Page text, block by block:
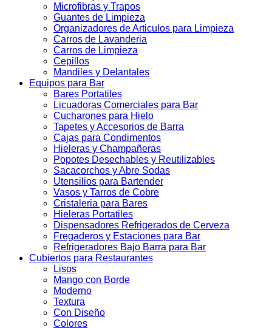
Microfibras y Trapos
Guantes de Limpieza
Organizadores de Articulos para Limpieza
Carros de Lavanderia
Carros de Limpieza
Cepillos
Mandiles y Delantales
Equipos para Bar
Bares Portatiles
Licuadoras Comerciales para Bar
Cucharones para Hielo
Tapetes y Accesorios de Barra
Cajas para Condimentos
Hieleras y Champañeras
Popotes Desechables y Reutilizables
Sacacorchos y Abre Sodas
Utensilios para Bartender
Vasos y Tarros de Cobre
Cristaleria para Bares
Hieleras Portatiles
Dispensadores Refrigerados de Cerveza
Fregaderos y Estaciones para Bar
Refrigeradores Bajo Barra para Bar
Cubiertos para Restaurantes
Lisos
Mango con Borde
Moderno
Textura
Con Diseño
Colores